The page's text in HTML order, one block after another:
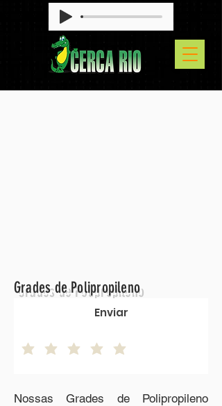
Grades de Polipropileno
Enviar
Nossas Grades de Polipropileno